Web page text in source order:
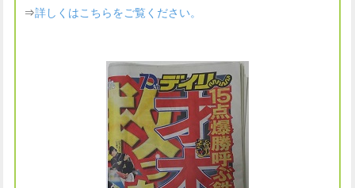
⇒詳しくはこちらをご覧ください。